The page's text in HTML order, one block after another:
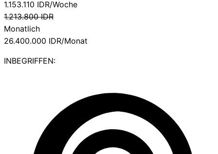
1.153.110 IDR/Woche
1.213.800 IDR
Monatlich
26.400.000 IDR/Monat
INBEGRIFFEN: